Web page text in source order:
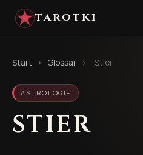
TAROTKI
Start › Glossar › Stier
ASTROLOGIE
STIER